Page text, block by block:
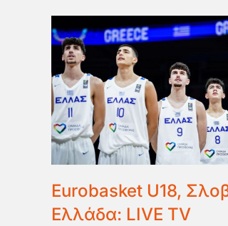
Eurobasket U18,
Ελλάδα: LIVE TV